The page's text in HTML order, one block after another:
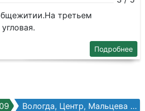
третьем
Подробнее
Вологда, Центр, Мальцева ул, №33